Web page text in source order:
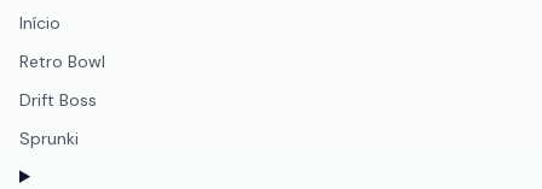
Início
Retro Bowl
Drift Boss
Sprunki